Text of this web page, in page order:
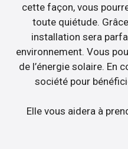
cette façon, vous
toute quiétude.
installation sera
environnement. Vous
de l’énergie solaire. En
société pour
Elle vous aidera à